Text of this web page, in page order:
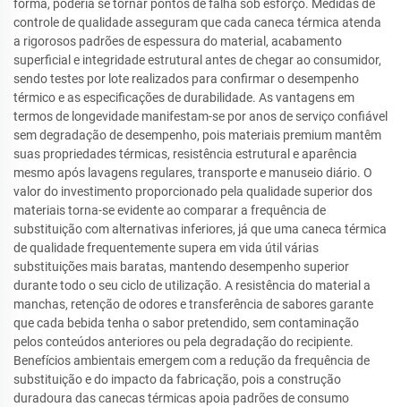
forma, poderia se tornar pontos de falha sob esforço. Medidas de
controle de qualidade asseguram que cada caneca térmica atenda
a rigorosos padrões de espessura do material, acabamento
superficial e integridade estrutural antes de chegar ao consumidor,
sendo testes por lote realizados para confirmar o desempenho
térmico e as especificações de durabilidade. As vantagens em
termos de longevidade manifestam-se por anos de serviço confiável
sem degradação de desempenho, pois materiais premium mantêm
suas propriedades térmicas, resistência estrutural e aparência
mesmo após lavagens regulares, transporte e manuseio diário. O
valor do investimento proporcionado pela qualidade superior dos
materiais torna-se evidente ao comparar a frequência de
substituição com alternativas inferiores, já que uma caneca térmica
de qualidade frequentemente supera em vida útil várias
substituições mais baratas, mantendo desempenho superior
durante todo o seu ciclo de utilização. A resistência do material a
manchas, retenção de odores e transferência de sabores garante
que cada bebida tenha o sabor pretendido, sem contaminação
pelos conteúdos anteriores ou pela degradação do recipiente.
Benefícios ambientais emergem com a redução da frequência de
substituição e do impacto da fabricação, pois a construção
duradoura das canecas térmicas apoia padrões de consumo